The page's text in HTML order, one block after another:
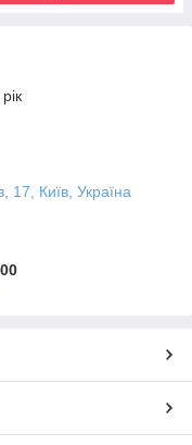
17, Київ, Україна